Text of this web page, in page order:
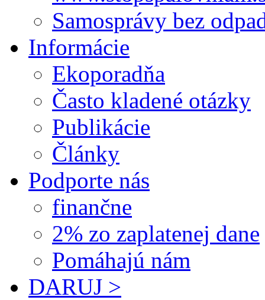
Samosprávy bez
Informácie
Ekoporadňa
Často kladené otázky
Publikácie
Články
Podporte nás
finančne
2% zo zaplatenej dane
Pomáhajú nám
DARUJ >